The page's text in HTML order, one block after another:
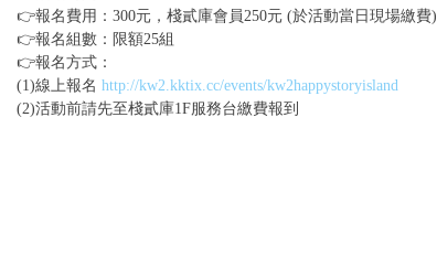
👉報名費用：300元，棧貳庫會員250元 (於活動當日現場繳費)
👉報名組數：限額25組
👉報名方式：
(1)線上報名 http://kw2.kktix.cc/events/kw2happystoryisland
(2)活動前請先至棧貳庫1F服務台繳費報到